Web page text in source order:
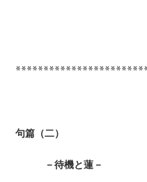
句篇（二）
－待機と蓮－